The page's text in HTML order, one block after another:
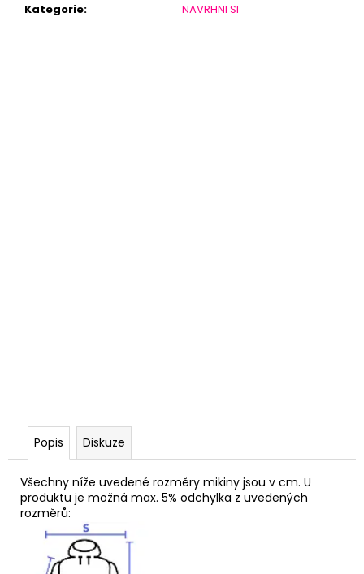
Kategorie: NAVRHNI SI
Popis Diskuze
Všechny níže uvedené rozměry mikiny jsou v cm. U
produktu je možná max. 5% odchylka z uvedených
rozměrů: